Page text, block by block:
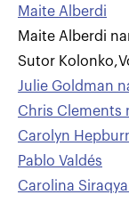
Maite Alberdi
Maite Alberdi
Sutor Kolonko,
Julie Goldman
Chris Clements
Carolyn
Pablo Valdés
Carolina